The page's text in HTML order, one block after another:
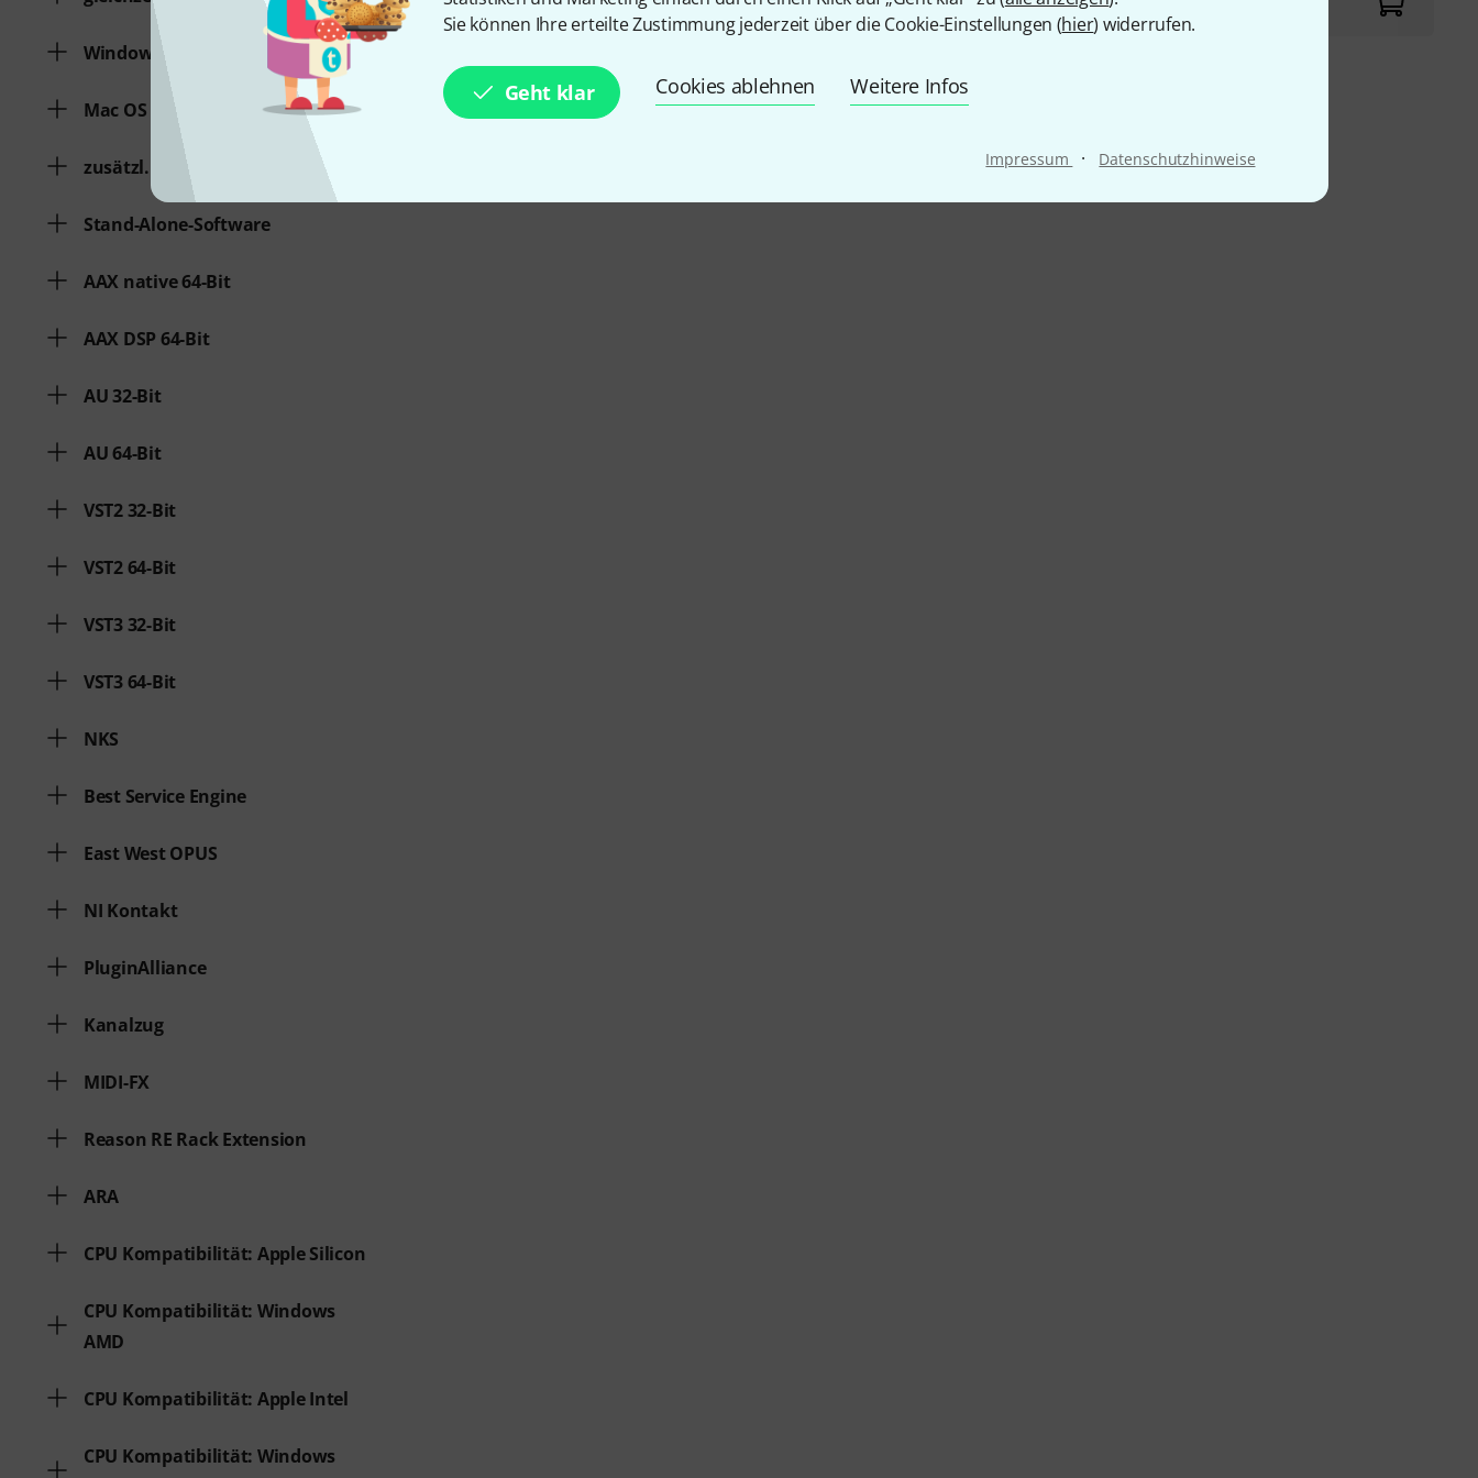
Sie können Ihre erteilte Zustimmung jederzeit über die Cookie-Einstellungen (hier) widerrufen.
Geht klar Cookies ablehnen Weitere Infos
Impressum · Datenschutzhinweise
Windows
Mac OS (64 Bit)
zusätzl. Systemvoraussetzungen
Stand-Alone-Software
AAX native 64-Bit
AAX DSP 64-Bit
AU 32-Bit
AU 64-Bit
VST2 32-Bit
VST2 64-Bit
VST3 32-Bit
VST3 64-Bit
NKS
Best Service Engine
East West OPUS
NI Kontakt
PluginAlliance
Kanalzug
MIDI-FX
Reason RE Rack Extension
ARA
CPU Kompatibilität: Apple Silicon
CPU Kompatibilität: Windows
AMD
CPU Kompatibilität: Apple Intel
CPU Kompatibilität: Windows
Download-Lizenz
Kostenloser Versand ab 29 €